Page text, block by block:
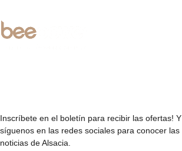
Inscríbete en el boletín para recibir las ofertas! Y
síguenos en las redes sociales para conocer las
noticias de Alsacia.